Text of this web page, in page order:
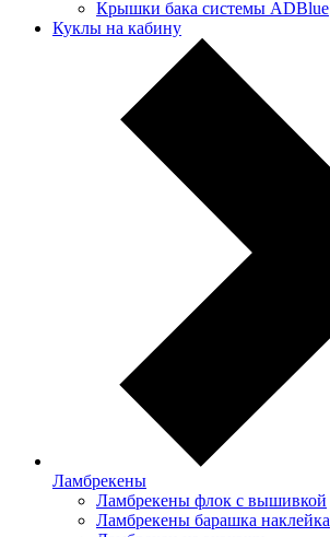
Крышки бака системы ADBlue
Куклы на кабину
Ламбрекены
Ламбрекены флок с вышивкой
Ламбрекены барашка наклейка